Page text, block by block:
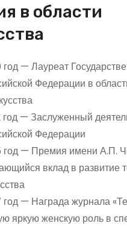
в области
год — Лауреат
Федерации в
год — Заслуженный
Федерации
год — Премия имени А.П.
вклад в развитие
год — Награда журнала
яркую женскую роль в